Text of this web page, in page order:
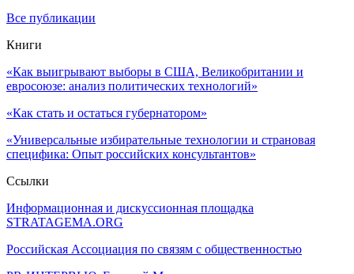
Все публикации
Книги
«Как выигрывают выборы в США, Великобритании и
евросоюзе: анализ политических технологий»
«Как стать и остаться губернатором»
«Универсальные избирательные технологии и страновая
специфика: Опыт российских консультантов»
Ссылки
Информационная и дискуссионная площадка
STRATAGEMA.ORG
Российская Ассоциация по связям с общественностью